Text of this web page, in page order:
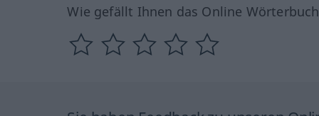
Wie gefällt Ihnen das Online